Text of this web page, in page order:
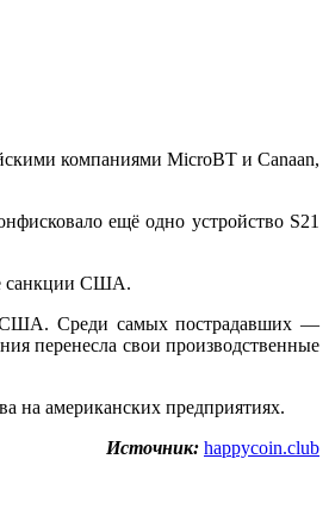
компаниями MicroBT и Canaan,
ещё одно устройство S21
санкции США.
в США. Среди самых пострадавших —
перенесла свои производственные
на американских предприятиях.
Источник: happycoin.club